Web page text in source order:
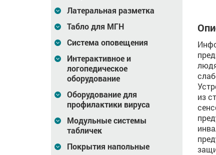
Латеральная разметка
Табло для МГН
Система оповещения
Интерактивное и
логопедическое
оборудование
Оборудование для
профилактики вируса
Модульные системы
табличек
Покрытия напольные
из